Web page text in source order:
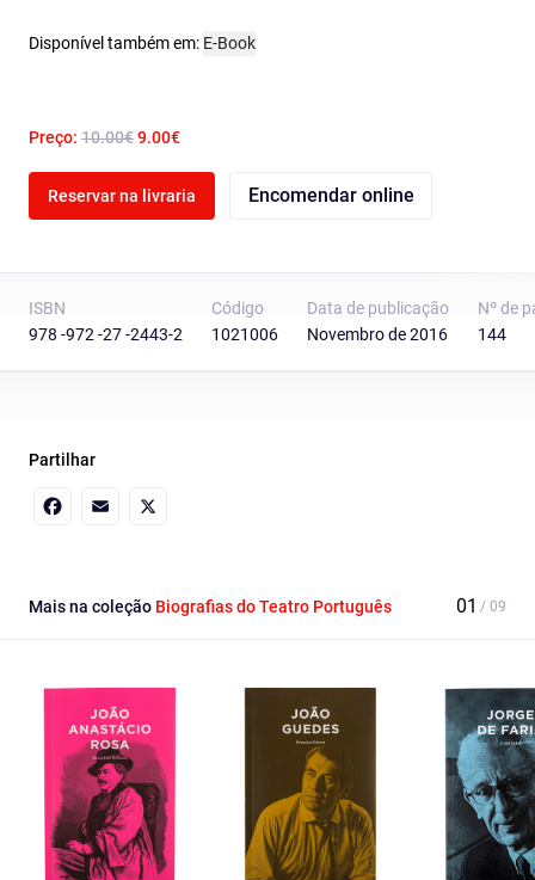
Disponível também em: E-Book
Preço: 10.00€9.00€
Reservar na livraria Encomendar online
ISBN
978 -972 -27 -2443-2
Código
1021006
Data de publicação
Novembro de 2016
Nº de
144
Partilhar
Mais na coleção Biografias do Teatro Português